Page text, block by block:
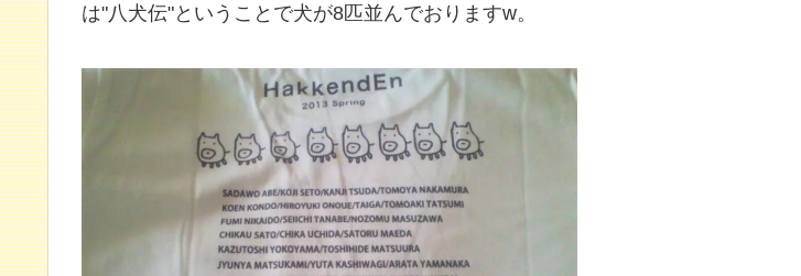
は"八犬伝"ということで犬が8匹並んでおりますw。